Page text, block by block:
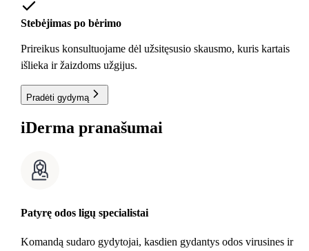
Stebėjimas po bėrimo
Prireikus konsultuojame dėl užsitęsusio skausmo, kuris kartais
išlieka ir žaizdoms užgijus.
Pradėti gydymą
iDerma pranašumai
Patyrę odos ligų specialistai
Komandą sudaro gydytojai, kasdien gydantys odos virusines ir